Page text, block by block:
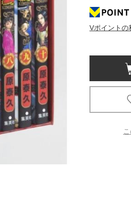
京都
京都
Vポイントの